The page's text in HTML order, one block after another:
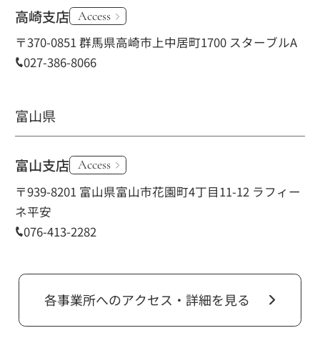
高崎支店 Access
〒370-0851 群馬県高崎市上中居町1700 スターブルA
027-386-8066
富山県
富山支店 Access
〒939-8201 富山県富山市花園町4丁目11-12 ラフィー
ネ平安
076-413-2282
各事業所へのアクセス・詳細を見る